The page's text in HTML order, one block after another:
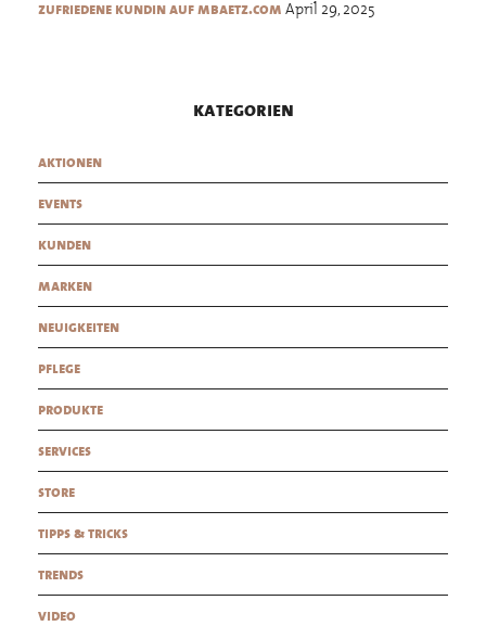
zufriedene kundin auf mbaetz.com April 29, 2025
kategorien
aktionen
events
kunden
marken
neuigkeiten
pflege
produkte
services
store
tipps & tricks
trends
video